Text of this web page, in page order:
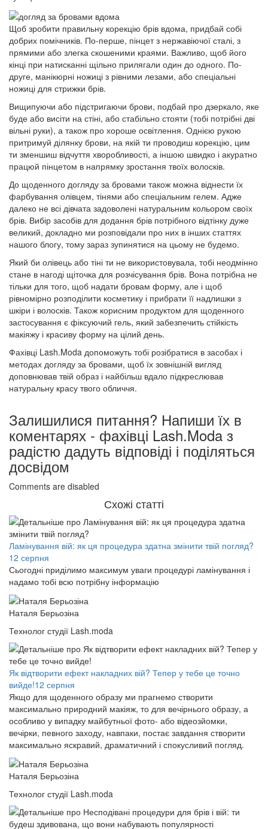
Щоб зробити правильну корекцію брів вдома, придбай собі
добрих помічників. По-перше, пінцет з нержавіючої сталі, з
прямими або злегка скошеними краями. Важливо, щоб його
кінці при натисканні щільно прилягали один до одного. По-
друге, манікюрні ножиці з рівними лезами, або спеціальні
ножиці для стрижки брів.
Вищипуючи або підстригаючи брови, подбай про дзеркало, яке
буде або висіти на стіні, або стабільно стояти (тобі потрібні дві
вільні руки), а також про хороше освітлення. Однією рукою
притримуй ділянку брови, на якій ти проводиш корекцію, цим
ти зменшиш відчуття хворобливості, а іншою швидко і акуратно
працюй пінцетом в напрямку зростання твоїх волосків.
До щоденного догляду за бровами також можна віднести їх
фарбування олівцем, тінями або спеціальним гелем. Адже
далеко не всі дівчата задоволені натуральним кольором своїх
брів. Вибір засобів для додання брів потрібного відтінку дуже
великий, докладно ми розповідали про них в інших статтях
нашого блогу, тому зараз зупинятися на цьому не будемо.
Який би олівець або тіні ти не використовувала, тобі неодмінно
стане в нагоді щіточка для розчісування брів. Вона потрібна не
тільки для того, щоб надати бровам форму, але і щоб
рівномірно розподілити косметику і прибрати її надлишки з
шкіри і волосків. Також корисним продуктом для щоденного
застосування є фіксуючий гель, який забезпечить стійкість
макіяжу і красиву форму на цілий день.
Фахівці Lash.Moda допоможуть тобі розібратися в засобах і
методах догляду за бровами, щоб їх зовнішній вигляд
доповнював твій образ і найбільш вдало підкреслював
натуральну красу твого обличчя.
Залишилися питання? Напиши їх в
коментарях - фахівці Lash.Moda з
радістю дадуть відповіді і поділяться
досвідом
Comments are disabled
Схожі статті
Ламінування вій: як ця процедура здатна змінити твій погляд?
12 серпня
Сьогодні приділимо максимум уваги процедурі ламінування і
надамо тобі всю потрібну інформацію
Наталя Берьозіна
Технолог студії Lash.moda
Як відтворити ефект накладних вій? Тепер у тебе це точно
вийде!12 серпня
Якщо для щоденного образу ми прагнемо створити
максимально природний макіяж, то для вечірнього образу, а
особливо у випадку майбутньої фото- або відеозйомки,
вечірки, певного заходу, навпаки, постає завдання створити
максимально яскравий, драматичний і спокусливий погляд.
Наталя Берьозіна
Технолог студії Lash.moda